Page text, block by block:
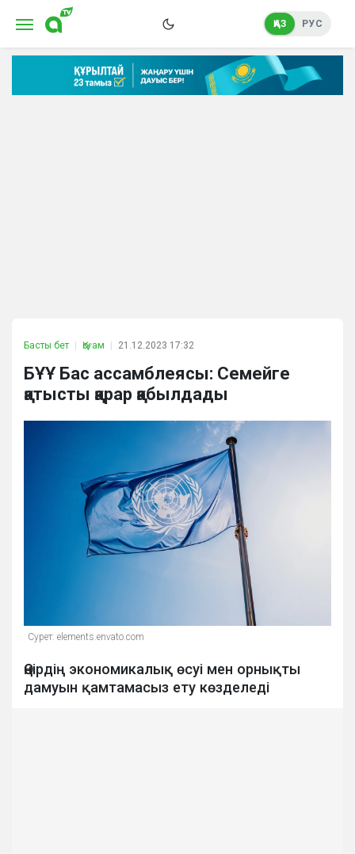
ҚАЗ РУС
Басты бет Қоғам 21.12.2023 17:32
БҰҰ Бас ассамблеясы: Семейге
қатысты қарар қабылдады
Сурет: elements.envato.com
Өңірдің экономикалық өсуі мен орнықты
дамуын қамтамасыз ету көзделеді